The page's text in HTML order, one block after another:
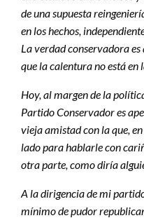
de una supuesta
en los hechos,
La verdad conservadora
que la calentura no está en
Hoy, al margen de la
Partido Conservador es
vieja amistad con la que,
lado para hablarle con
otra parte, como diría
A la dirigencia de mi
mínimo de pudor